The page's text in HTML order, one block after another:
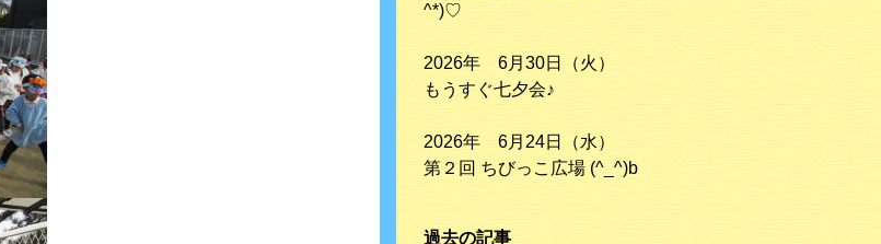
^*)♡
2026年 6月30日（火）
もうすぐ七夕会♪
2026年 6月24日（水）
第２回 ちびっこ広場 (^_^)b
過去の記事